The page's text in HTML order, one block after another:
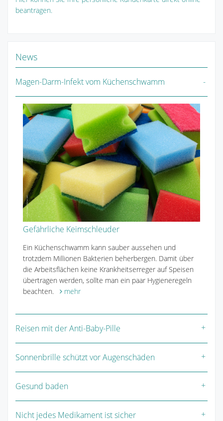
beantragen.
News
Magen-Darm-Infekt vom Küchenschwamm
Gefährliche Keimschleuder
Ein Küchenschwamm kann sauber aussehen und
trotzdem Millionen Bakterien beherbergen. Damit über
die Arbeitsflächen keine Krankheitserreger auf Speisen
übertragen werden, sollte man ein paar Hygieneregeln
beachten.
mehr
Reisen mit der Anti-Baby-Pille
Sonnenbrille schützt vor Augenschäden
Gesund baden
Nicht jedes Medikament ist sicher